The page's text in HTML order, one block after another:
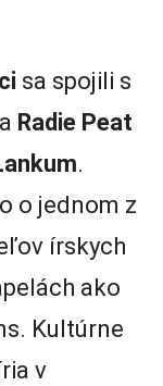
sa spojili s
a Radie Peat
.
o jednom z
írskych
ako
Kultúrne
v